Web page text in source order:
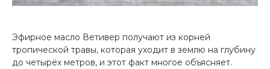
Эфирное масло Ветивер получают из корней
тропической травы, которая уходит в землю на глубину
до четырёх метров, и этот факт многое объясняет.